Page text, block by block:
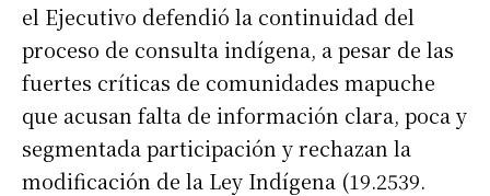
el Ejecutivo defendió la continuidad del
proceso de consulta indígena, a pesar de las
fuertes críticas de comunidades mapuche
que acusan falta de información clara, poca y
segmentada participación y rechazan la
modificación de la Ley Indígena (19.2539.